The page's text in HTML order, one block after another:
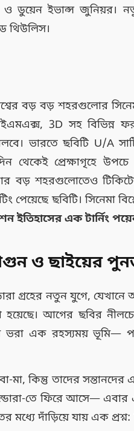
ডুয়েন ইভান্স জুনিয়র।
থিউলিস।
বড় বড় শহরগুলোর
3D সহ বিভিন্ন
ভারতে ছবিটি U/A
থেকেই প্রেক্ষাগৃহে
বড় শহরগুলোতেও
পেয়েছে ছবিটি। সিনেমা
ইতিহাসের এক টার্নিং
ও ছাইয়ের
গ্রহের নতুন যুগে, যেখানে
হয়েছে। আগের ছবির
ভরা এক রহস্যময় ভূমি—
মা, কিন্তু তাদের
তে ফিরে আসে— এবার
মধ্যে দাঁড়িয়ে যায় এক